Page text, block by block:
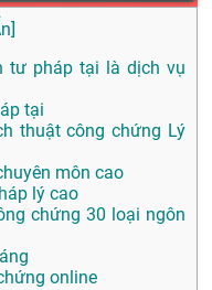
]
tư pháp tại là dịch vụ
tại
thuật công chứng Lý
môn cao
lý cao
chứng 30 loại ngôn
online